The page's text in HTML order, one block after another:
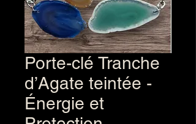
Porte-clé Tranche
d’Agate teintée -
Énergie et